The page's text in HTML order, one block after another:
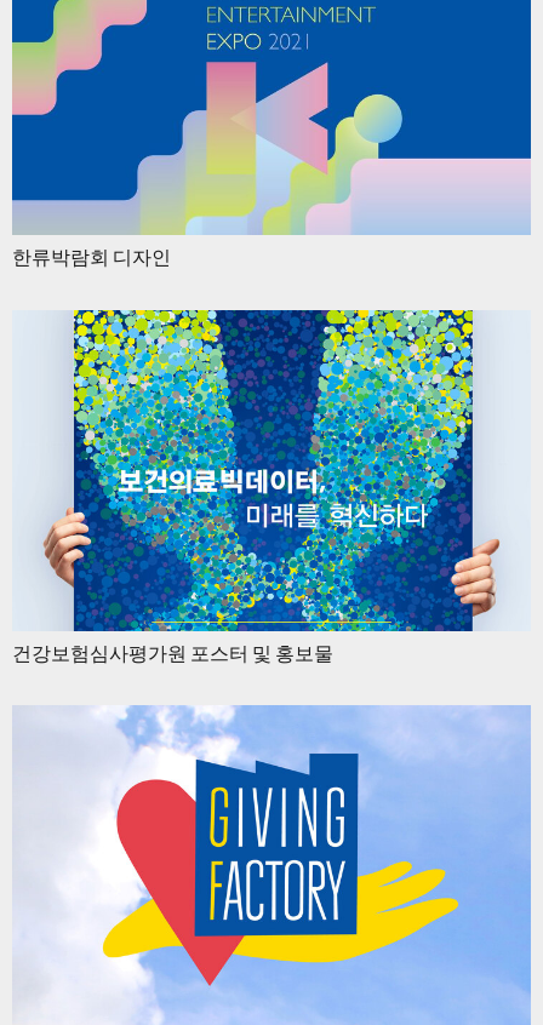
한류박람회 디자인
건강보험심사평가원 포스터 및 홍보물